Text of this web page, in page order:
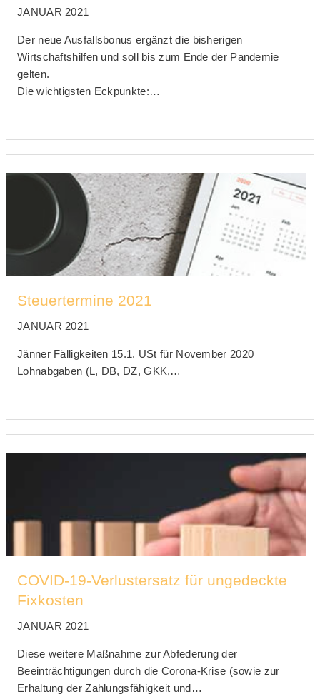
JANUAR 2021
Der neue Ausfallsbonus ergänzt die bisherigen
Wirtschaftshilfen und soll bis zum Ende der Pandemie
gelten.
Die wichtigsten Eckpunkte:…
Steuertermine 2021
JANUAR 2021
Jänner Fälligkeiten 15.1. USt für November 2020
Lohnabgaben (L, DB, DZ, GKK,…
COVID-19-Verlustersatz für ungedeckte
Fixkosten
JANUAR 2021
Diese weitere Maßnahme zur Abfederung der
Beeinträchtigungen durch die Corona-Krise (sowie zur
Erhaltung der Zahlungsfähigkeit und…